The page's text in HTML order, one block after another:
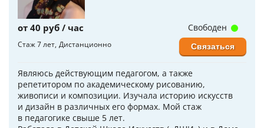
от 40 руб / час
Стаж 7 лет Дистанционно
Являюсь действующим педагогом, а также
репетитором по академическому рисованию,
живописи и композиции. Изучала историю искусств
и дизайн в различных его формах. Мой стаж
в педагогике свыше 5 лет.
Свободен
Связаться